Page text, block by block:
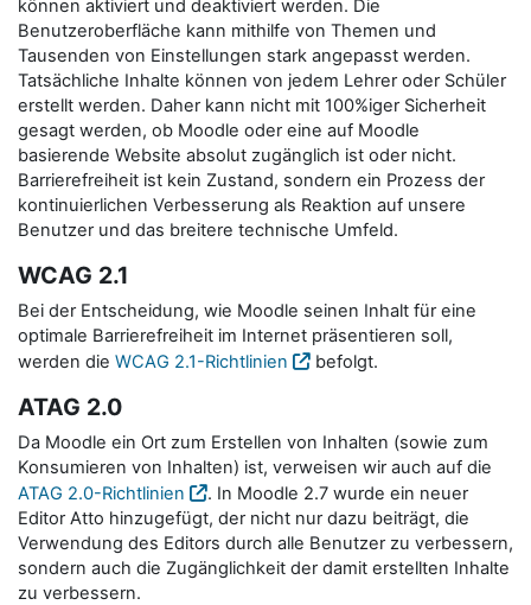
können aktiviert und deaktiviert werden. Die
Benutzeroberfläche kann mithilfe von Themen und
Tausenden von Einstellungen stark angepasst werden.
Tatsächliche Inhalte können von jedem Lehrer oder Schüler
erstellt werden. Daher kann nicht mit 100%iger Sicherheit
gesagt werden, ob Moodle oder eine auf Moodle
basierende Website absolut zugänglich ist oder nicht.
Barrierefreiheit ist kein Zustand, sondern ein Prozess der
kontinuierlichen Verbesserung als Reaktion auf unsere
Benutzer und das breitere technische Umfeld.
WCAG 2.1
Bei der Entscheidung, wie Moodle seinen Inhalt für eine
optimale Barrierefreiheit im Internet präsentieren soll,
werden die WCAG 2.1-Richtlinien befolgt.
ATAG 2.0
Da Moodle ein Ort zum Erstellen von Inhalten (sowie zum
Konsumieren von Inhalten) ist, verweisen wir auch auf die
ATAG 2.0-Richtlinien
. In Moodle 2.7 wurde ein neuer
Editor Atto hinzugefügt, der nicht nur dazu beiträgt, die
Verwendung des Editors durch alle Benutzer zu verbessern,
sondern auch die Zugänglichkeit der damit erstellten Inhalte
zu verbessern.